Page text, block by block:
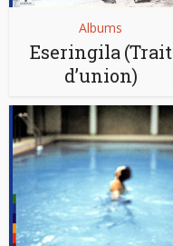
Albums
Eseringila (Trait
d’union)